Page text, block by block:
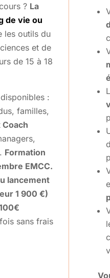
? La
de vie ou
les outils du
et de
de 15 à 18
:
familles,
Coach
Formation
EMCC.
lancement
1 900 €)
sans frais